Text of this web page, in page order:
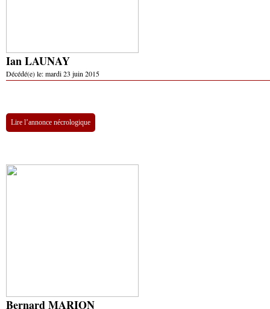
Ian LAUNAY
Décédé(e) le:mardi 23 juin 2015
Lire l’annonce nécrologique
Bernard MARION